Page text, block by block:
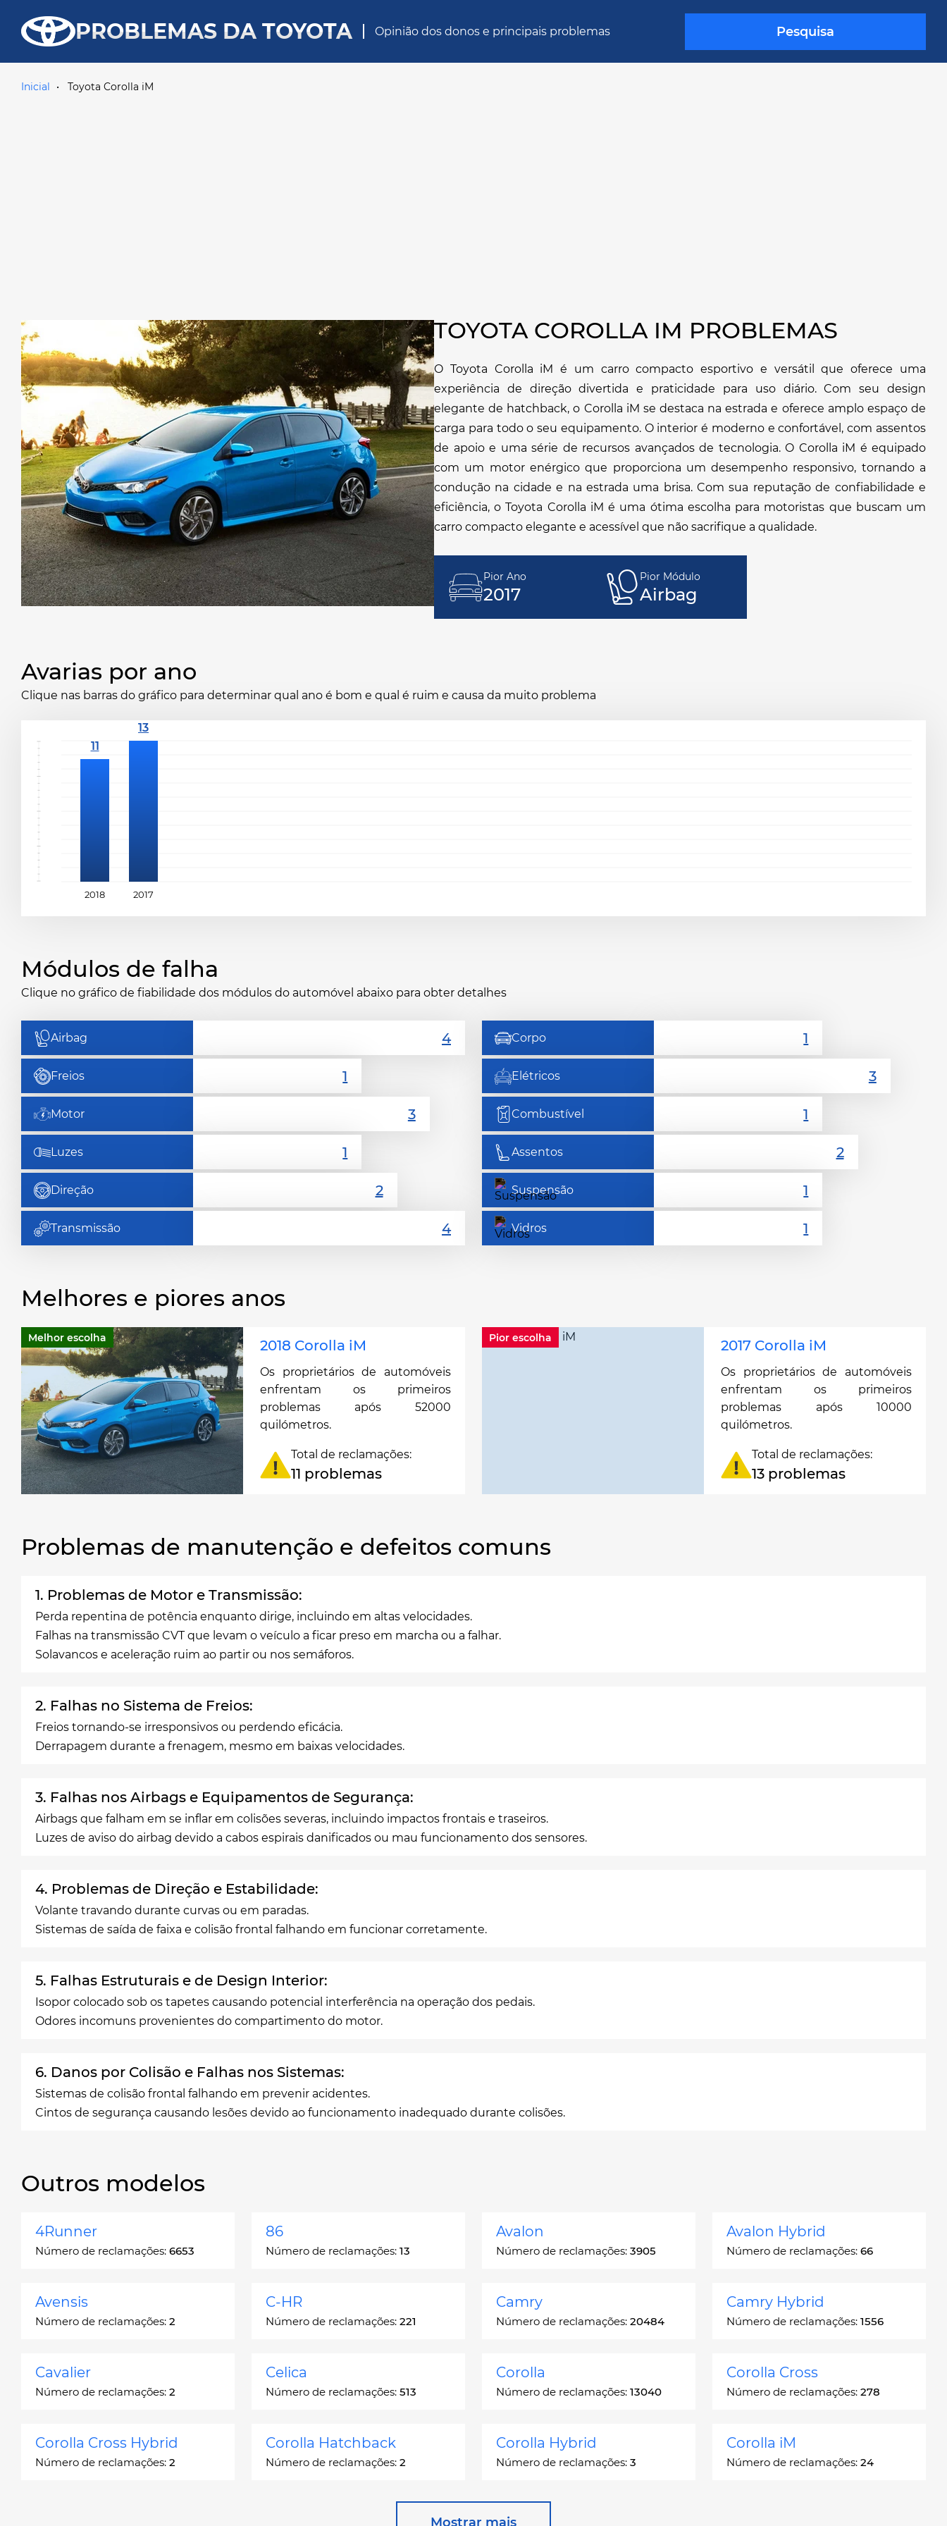
PROBLEMAS DA TOYOTA Opinião dos donos e principais problemas Pesquisa
Inicial Toyota Corolla iM
TOYOTA COROLLA IM PROBLEMAS
O Toyota Corolla iM é um carro compacto esportivo e versátil que oferece uma
experiência de direção divertida e praticidade para uso diário. Com seu design
elegante de hatchback, o Corolla iM se destaca na estrada e oferece amplo espaço de
carga para todo o seu equipamento. O interior é moderno e confortável, com assentos
de apoio e uma série de recursos avançados de tecnologia. O Corolla iM é equipado
com um motor enérgico que proporciona um desempenho responsivo, tornando a
condução na cidade e na estrada uma brisa. Com sua reputação de confiabilidade e
eficiência, o Toyota Corolla iM é uma ótima escolha para motoristas que buscam um
carro compacto elegante e acessível que não sacrifique a qualidade.
Pior Ano
2017
Pior Módulo
Airbag
Avarias por ano
Clique nas barras do gráfico para determinar qual ano é bom e qual é ruim e causa da muito problema
2018 2017
Módulos de falha
Clique no gráfico de fiabilidade dos módulos do automóvel abaixo para obter detalhes
Airbag Corpo
Freios Elétricos
Motor Combustível
Luzes Assentos
Direção Suspensão
Transmissão Vidros
Melhores e piores anos
Melhor escolha 2018 Corolla iM
Os proprietários de automóveis
enfrentam os primeiros
problemas após 52000
quilómetros.
Total de reclamações:
11 problemas
Pior escolha 2017 Corolla iM
Os proprietários de automóveis
enfrentam os primeiros
problemas após 10000
quilómetros.
Total de reclamações:
13 problemas
Problemas de manutenção e defeitos comuns
1. Problemas de Motor e Transmissão:
Perda repentina de potência enquanto dirige, incluindo em altas velocidades.
Falhas na transmissão CVT que levam o veículo a ficar preso em marcha ou a falhar.
Solavancos e aceleração ruim ao partir ou nos semáforos.
2. Falhas no Sistema de Freios:
Freios tornando-se irresponsivos ou perdendo eficácia.
Derrapagem durante a frenagem, mesmo em baixas velocidades.
3. Falhas nos Airbags e Equipamentos de Segurança:
Airbags que falham em se inflar em colisões severas, incluindo impactos frontais e traseiros.
Luzes de aviso do airbag devido a cabos espirais danificados ou mau funcionamento dos sensores.
4. Problemas de Direção e Estabilidade:
Volante travando durante curvas ou em paradas.
Sistemas de saída de faixa e colisão frontal falhando em funcionar corretamente.
5. Falhas Estruturais e de Design Interior:
Isopor colocado sob os tapetes causando potencial interferência na operação dos pedais.
Odores incomuns provenientes do compartimento do motor.
6. Danos por Colisão e Falhas nos Sistemas:
Sistemas de colisão frontal falhando em prevenir acidentes.
Cintos de segurança causando lesões devido ao funcionamento inadequado durante colisões.
Outros modelos
4Runner
Número de reclamações: 6653
86
Número de reclamações: 13
Avalon
Número de reclamações: 3905
Avalon Hybrid
Número de reclamações: 66
Avensis
Número de reclamações: 2
C-HR
Número de reclamações: 221
Camry
Número de reclamações: 20484
Camry Hybrid
Número de reclamações: 1556
Cavalier
Número de reclamações: 2
Celica
Número de reclamações: 513
Corolla
Número de reclamações: 13040
Corolla Cross
Número de reclamações: 278
Corolla Cross Hybrid
Número de reclamações: 2
Corolla Hatchback
Número de reclamações: 2
Corolla Hybrid
Número de reclamações: 3
Corolla iM
Número de reclamações: 24
Cressida
Mostrar mais